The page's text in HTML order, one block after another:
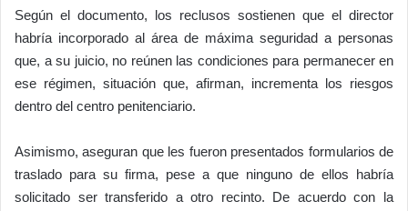
Según el documento, los reclusos sostienen que el director
habría incorporado al área de máxima seguridad a personas
que, a su juicio, no reúnen las condiciones para permanecer en
ese régimen, situación que, afirman, incrementa los riesgos
dentro del centro penitenciario.
Asimismo, aseguran que les fueron presentados formularios de
traslado para su firma, pese a que ninguno de ellos habría
solicitado ser transferido a otro recinto. De acuerdo con la